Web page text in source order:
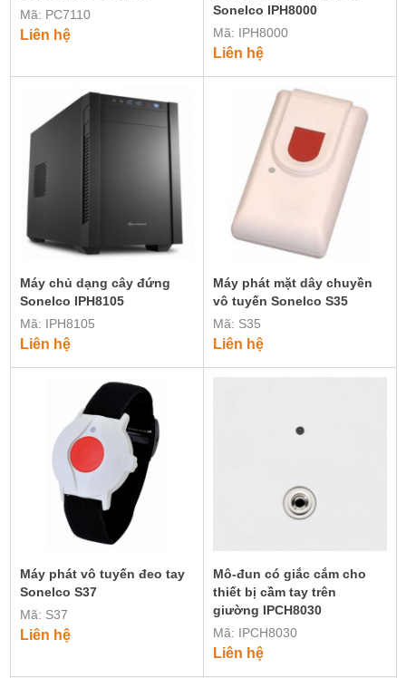
Mã: PC7110
Liên hệ
Sonelco IPH8000
Mã: IPH8000
Liên hệ
Máy chủ dạng cây đứng
Sonelco IPH8105
Mã: IPH8105
Liên hệ
Máy phát mặt dây chuyền
vô tuyến Sonelco S35
Mã: S35
Liên hệ
Máy phát vô tuyến đeo tay
Sonelco S37
Mã: S37
Liên hệ
Mô-đun có giắc cắm cho
thiết bị cầm tay trên
giường IPCH8030
Mã: IPCH8030
Liên hệ